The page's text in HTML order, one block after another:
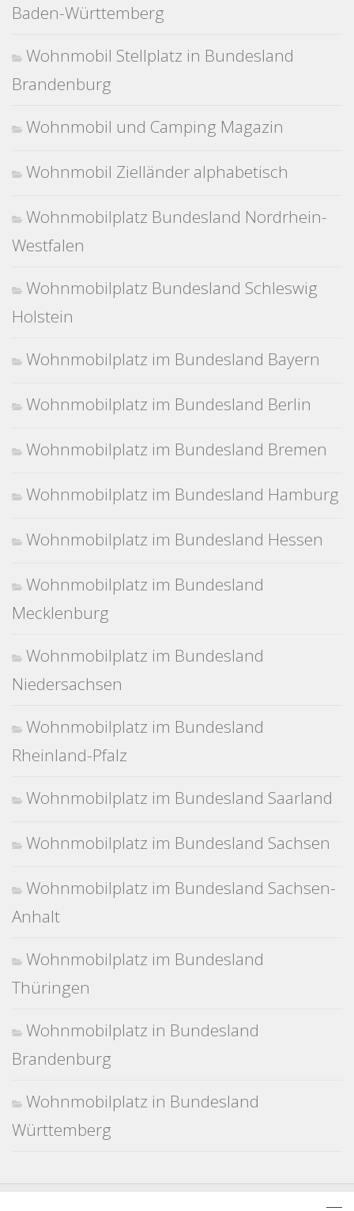
Baden-Württemberg
Wohnmobil Stellplatz in Bundesland
Brandenburg
Wohnmobil und Camping Magazin
Wohnmobil Zielländer alphabetisch
Wohnmobilplatz Bundesland Nordrhein-
Westfalen
Wohnmobilplatz Bundesland Schleswig
Holstein
Wohnmobilplatz im Bundesland Bayern
Wohnmobilplatz im Bundesland Berlin
Wohnmobilplatz im Bundesland Bremen
Wohnmobilplatz im Bundesland Hamburg
Wohnmobilplatz im Bundesland Hessen
Wohnmobilplatz im Bundesland
Mecklenburg
Wohnmobilplatz im Bundesland
Niedersachsen
Wohnmobilplatz im Bundesland
Rheinland-Pfalz
Wohnmobilplatz im Bundesland Saarland
Wohnmobilplatz im Bundesland Sachsen
Wohnmobilplatz im Bundesland Sachsen-
Anhalt
Wohnmobilplatz im Bundesland
Thüringen
Wohnmobilplatz in Bundesland
Brandenburg
Wohnmobilplatz in Bundesland
Württemberg